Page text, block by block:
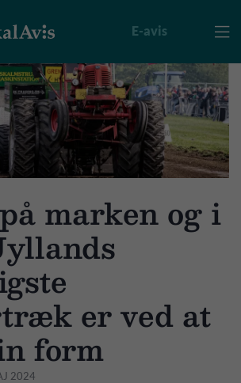

E-avis
marken og i
er ved at
form
2024